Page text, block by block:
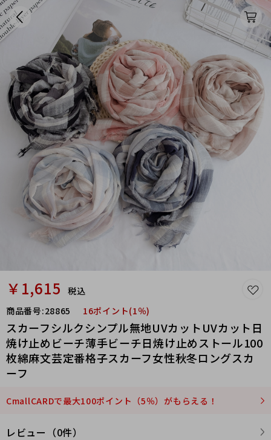
￥1,615
税込
商品番号:28865 16ポイント(1％)
スカーフシルクシンプル無地UVカットUVカット日
焼け止めビーチ薄手ビーチ日焼け止めストール100
枚綿麻文芸定番格子スカーフ女性秋冬ロングスカ
ーフ
CmallCARDで最大100ポイント（5％）がもらえる！
レビュー（0件）